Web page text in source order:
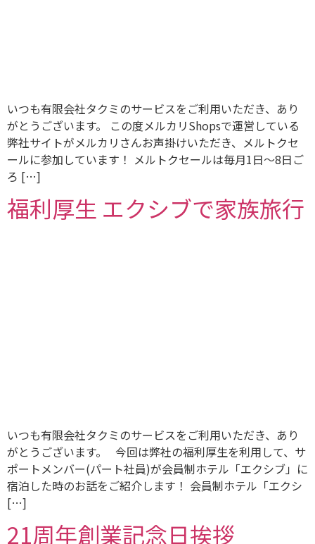
いつも有限会社タクミのサービスをご利用いただき、あり
がとうございます。 この度メルカリShopsで運営している
弊社サイトがメルカリさんお声掛けいただき、メルトクセ
ールに参加しています！ メルトクセールは毎月1日〜8日ご
ろ […]
福利厚生 エクシブで家族旅行
いつも有限会社タクミのサービスをご利用いただき、あり
がとうございます。 今回は弊社の福利厚生を利用して、サ
ポートメンバー(パート社員)が会員制ホテル「エクシブ」に
宿泊した時のお話をご紹介します！ 会員制ホテル「エクシ
[…]
21周年創業記念日挨拶